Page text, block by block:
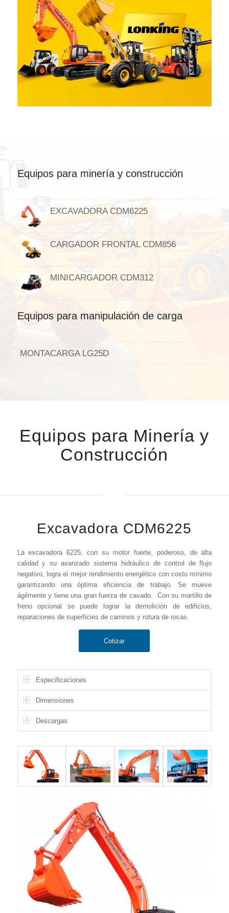
Equipos para minería y construcción
EXCAVADORA CDM6225
CARGADOR FRONTAL CDM856
MINICARGADOR CDM312
Equipos para manipulación de carga
MONTACARGA LG25D
Equipos para Minería y
Construcción
Excavadora CDM6225
La excavadora 6225, con su motor fuerte, poderoso, de alta
calidad y su avanzado sistema hidráulico de control de flujo
negativo, logra el mejor rendimiento energético con costo mínimo
garantizando una óptima eficiencia de trabajo. Se mueve
ágilmente y tiene una gran fuerza de cavado. Con su martillo de
freno opcional se puede lograr la demolición de edificios,
reparaciones de superficies de caminos y rotura de rocas.
Cotizar
Especificaciones
Dimensiones
Descargas